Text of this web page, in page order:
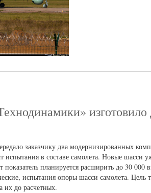
заказчику два модернизированных
испытания в составе самолета. Новые шасси
показатель планируется расширить до 30
испытания опоры шасси самолета. Цель
их до расчетных.